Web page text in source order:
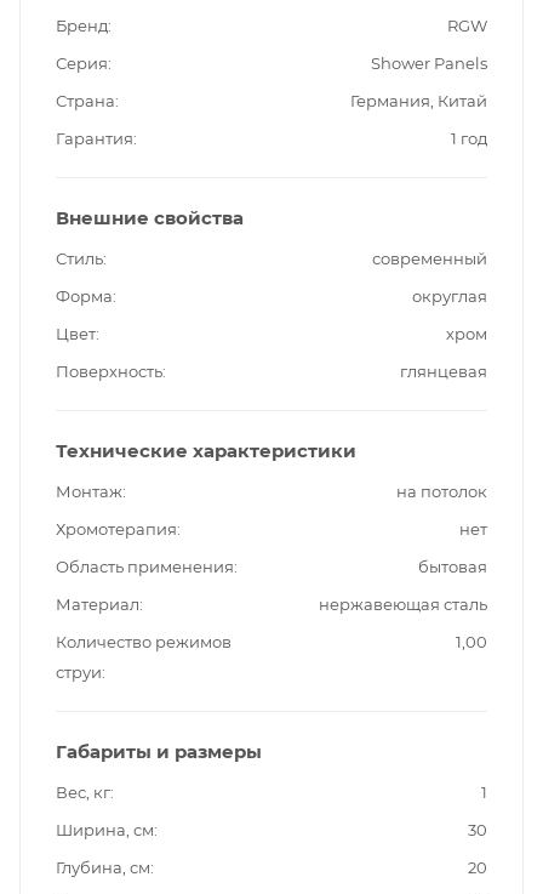
Бренд
RGW
Серия
Shower Panels
Страна
Германия, Китай
Гарантия
1 год
Внешние свойства
Стиль
современный
Форма
округлая
Цвет
хром
Поверхность
глянцевая
Технические характеристики
Монтаж
на потолок
Хромотерапия
нет
Область применения
бытовая
Материал
нержавеющая сталь
Количество режимов
струи
1,00
Габариты и размеры
Вес, кг
1
Ширина, см
30
Глубина, см
20